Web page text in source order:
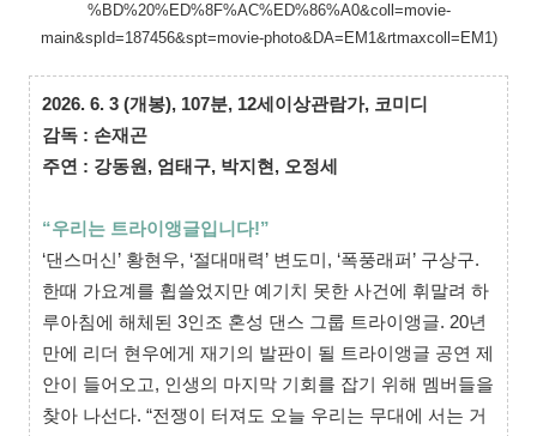
%BD%20%ED%8F%AC%ED%86%A0&coll=movie-
main&spId=187456&spt=movie-photo&DA=EM1&rtmaxcoll=EM1)
2026. 6. 3 (개봉), 107분, 12세이상관람가, 코미디
감독 : 손재곤
주연 : 강동원, 엄태구, 박지현, 오정세
“우리는 트라이앵글입니다!”
‘댄스머신’ 황현우, ‘절대매력’ 변도미, ‘폭풍래퍼’ 구상구.
한때 가요계를 휩쓸었지만 예기치 못한 사건에 휘말려 하
루아침에 해체된 3인조 혼성 댄스 그룹 트라이앵글. 20년
만에 리더 현우에게 재기의 발판이 될 트라이앵글 공연 제
안이 들어오고, 인생의 마지막 기회를 잡기 위해 멤버들을
찾아 나선다. “전쟁이 터져도 오늘 우리는 무대에 서는 거